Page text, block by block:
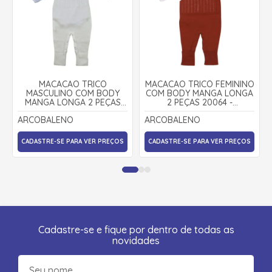
MACACÃO TRICÔ
MASCULINO COM BODY
MANGA LONGA 2 PEÇAS
10073 - ARCOBALENO
ARCOBALENO
CADASTRE-SE PARA VER PREÇOS
MACACÃO TRICÔ FEMININO
COM BODY MANGA LONGA
2 PEÇAS 20064 -
ARCOBALENO
ARCOBALENO
CADASTRE-SE PARA VER PREÇOS
Cadastre-se e fique por dentro de todas as
novidades